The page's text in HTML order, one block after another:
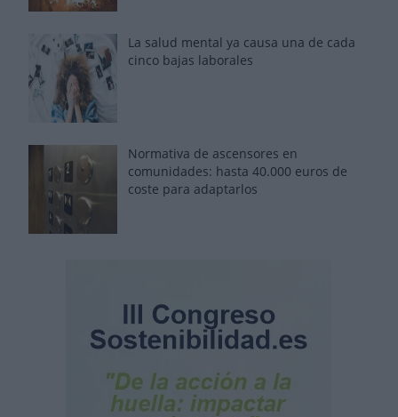
La salud mental ya causa una de cada
cinco bajas laborales
Normativa de ascensores en
comunidades: hasta 40.000 euros de
coste para adaptarlos